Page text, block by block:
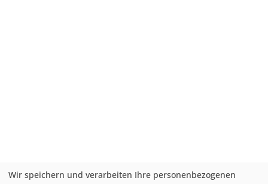
Wir speichern und verarbeiten Ihre personenbezogenen